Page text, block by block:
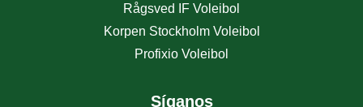
Rågsved IF Voleibol
Korpen Stockholm Voleibol
Profixio Voleibol
Síganos